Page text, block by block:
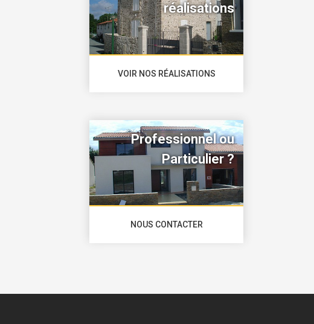
réalisations
VOIR NOS RÉALISATIONS
Professionnel ou
Particulier ?
NOUS CONTACTER